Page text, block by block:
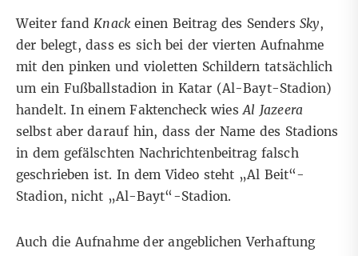
Weiter fandKnackeinen Beitrag des SendersSky,
der belegt, dass es sich bei der vierten Aufnahme
mit den pinken und violetten Schildern tatsächlich
um ein Fußballstadion in Katar (Al-Bayt-Stadion)
handelt. In einemFaktencheckwiesAl Jazeera
selbst aber darauf hin, dass der Name des Stadions
in dem gefälschten Nachrichtenbeitrag falsch
geschrieben ist. In dem Video steht „Al Beit“-
Stadion, nicht „Al-Bayt“-Stadion.
Auch die Aufnahme der angeblichen Verhaftung